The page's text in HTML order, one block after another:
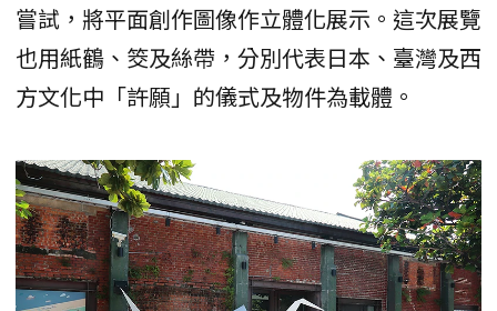
嘗試，將平面創作圖像作立體化展示。這次展覽
也用紙鶴、筊及絲帶，分別代表日本、臺灣及西
方文化中「許願」的儀式及物件為載體。